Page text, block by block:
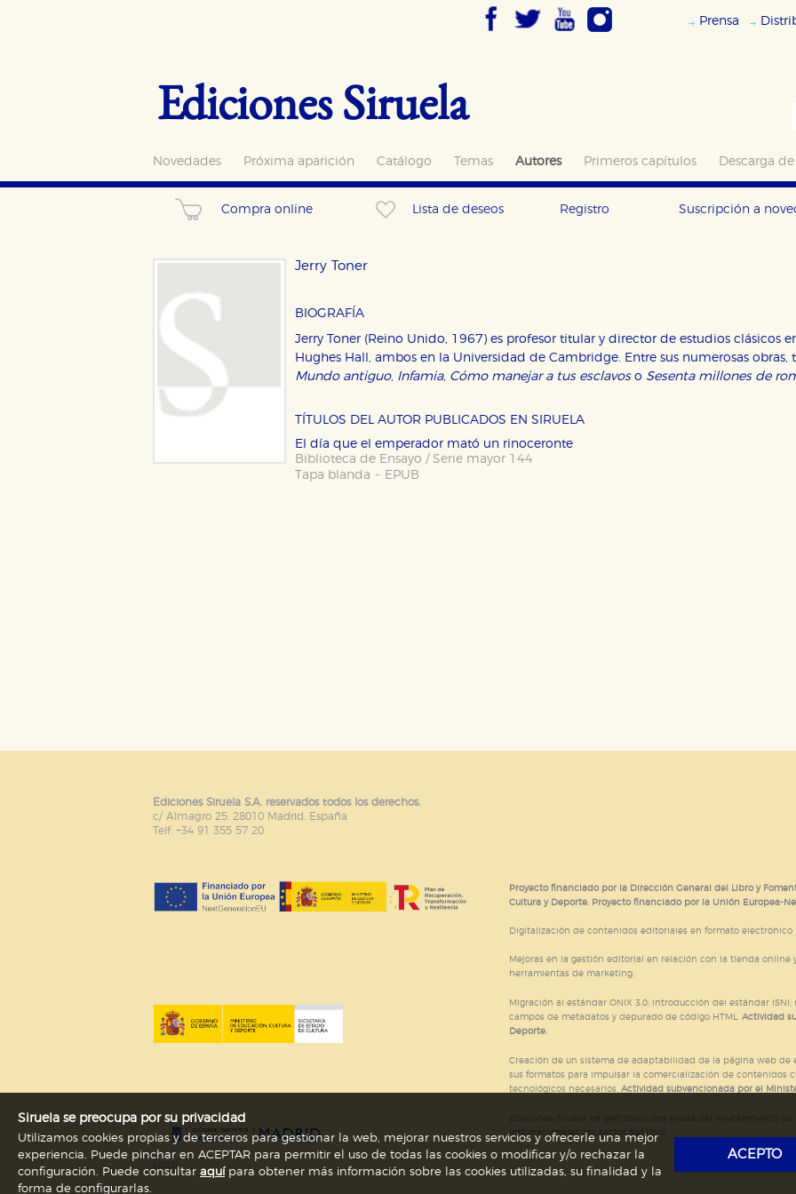
Prensa
Ediciones Siruela
Novedades Próxima aparición Catálogo Temas Autores Primeros capítulos Descarga
Compra online Lista de deseos Registro Suscripción a
Jerry Toner
BIOGRAFÍA
Jerry Toner (Reino Unido, 1967) es profesor titular y director de estudios clásicos
Hughes Hall, ambos en la Universidad de Cambridge. Entre sus numerosas
Mundo antiguo, Infamia, Cómo manejar a tus esclavoso Sesenta millones de
TÍTULOS DEL AUTOR PUBLICADOS EN SIRUELA
El día que el emperador mató un rinoceronte
Biblioteca de Ensayo / Serie mayor 144
Tapa blanda - EPUB
Ediciones Siruela S.A. reservados todos los derechos.
c/ Almagro 25. 28010 Madrid. España
Telf. +34 91 355 57 20
Proyecto financiado por la Dirección General del Libro y
Cultura y Deporte. Proyecto financiado por la Unión Europea-
Digitalización de contenidos editoriales en formato electrónico
Mejoras en la gestión editorial en relación con la tienda online
herramientas de marketing.
Migración al estándar ONIX 3.0; introducción del estándar
campos de metadatos y depurado de código HTML. Actividad
Deporte.
Creación de un sistema de adaptabilidad de la página web de
sus formatos para impulsar la comercialización de contenidos
tecnológicos necesarios. Actividad subvencionada por el
Internacionales del sector del libro.
Siruela se preocupa por su privacidad
Utilizamos cookies propias y de terceros para gestionar la web, mejorar nuestros servicios y ofrecerle una mejor
experiencia. Puede pinchar en ACEPTAR para permitir el uso de todas las cookies o modificar y/o rechazar la
configuración. Puede consultar aquípara obtener más información sobre las cookies utilizadas, su finalidad y la
forma de configurarlas.
ACEPTO
CONFIGURACIÓN DE COOKIES
Cookies necesarias
Puede consultar nuestrapolítica de cookies